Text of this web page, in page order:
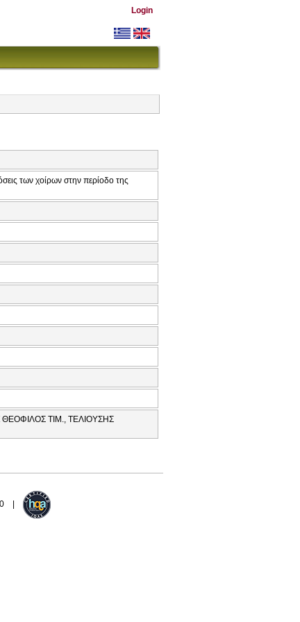
Login
των χοίρων στην περίοδο της
ΤΙΜ., ΤΕΛΙΟΥΣΗΣ
|